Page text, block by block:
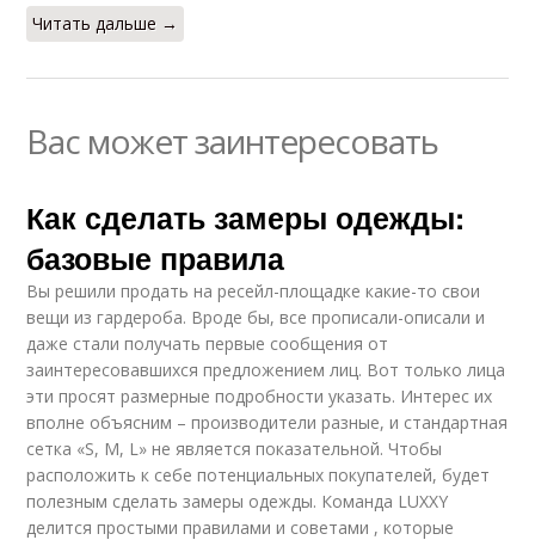
Читать дальше →
Вас может заинтересовать
Как сделать замеры одежды:
базовые правила
Вы решили продать на ресейл-площадке какие-то свои
вещи из гардероба. Вроде бы, все прописали-описали и
даже стали получать первые сообщения от
заинтересовавшихся предложением лиц. Вот только лица
эти просят размерные подробности указать. Интерес их
вполне объясним – производители разные, и стандартная
сетка «S, M, L» не является показательной. Чтобы
расположить к себе потенциальных покупателей, будет
полезным сделать замеры одежды. Команда LUXXY
делится простыми правилами и советами , которые